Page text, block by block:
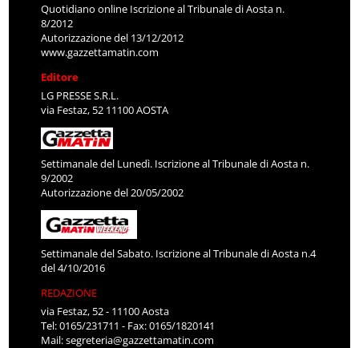
Quotidiano online Iscrizione al Tribunale di Aosta n.
8/2012
Autorizzazione del 13/12/2012
www.gazzettamatin.com
Editore
LG PRESSE S.R.L.
via Festaz, 52 11100 AOSTA
Settimanale del Lunedì. Iscrizione al Tribunale di Aosta n.
9/2002
Autorizzazione del 20/05/2002
Settimanale del Sabato. Iscrizione al Tribunale di Aosta n.4
del 4/10/2016
REDAZIONE
via Festaz, 52 - 11100 Aosta
Tel: 0165/231711 - Fax: 0165/1820141
Mail:segreteria@gazzettamatin.com